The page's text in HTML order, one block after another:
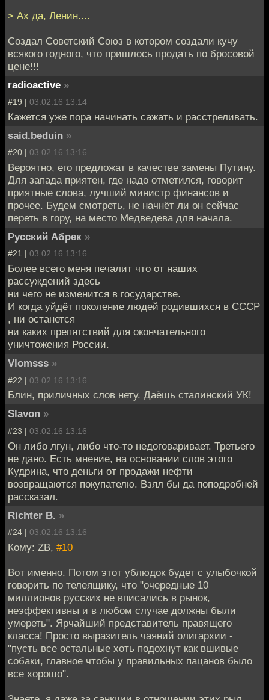
> Ах да, Ленин....
Создал Советский Союз в котором создали кучу
всякого годного, что пришлось продать по бросовой
цене!!!
radioactive »
#19 | 03.02.16 13:14
Кажется уже пора начинать сажать и расстреливать.
said.beduin »
#20 | 03.02.16 13:16
Вероятно, его предложат в качестве замены Путину.
Для запада приятен, где надо отметился, говорит
приятные слова, лучший министр финансов и
прочее. Будем смотреть, не начнёт ли он сейчас
переть в гору, на место Медведева для начала.
Русский Абрек »
#21 | 03.02.16 13:16
Более всего меня печалит что от наших
рассуждений здесь
ни чего не изменится в государстве.
И когда уйдёт поколение людей родившихся в СССР
, ни останется
ни каких препятствий для окончательного
уничтожения России.
Vlomsss »
#22 | 03.02.16 13:16
Блин, приличных слов нету. Даёшь сталинский УК!
Slavon »
#23 | 03.02.16 13:16
Он либо лгун, либо что-то недоговаривает. Третьего
не дано. Есть мнение, на основании слов этого
Кудрина, что деньги от продажи нефти
возвращаются покупателю. Взял бы да поподробней
рассказал.
Richter B. »
#24 | 03.02.16 13:16
Кому: ZB, #10
Вот именно. Потом этот ублюдок будет с улыбочкой
говорить по телеящику, что "очередные 10
миллионов русских не вписались в рынок,
неэффективны и в любом случае должны были
умереть". Ярчайший представитель правящего
класса! Просто выразитель чаяний олигархии -
"пусть все остальные хоть подохнут как вшивые
собаки, главное чтобы у правильных пацанов было
все хорошо".